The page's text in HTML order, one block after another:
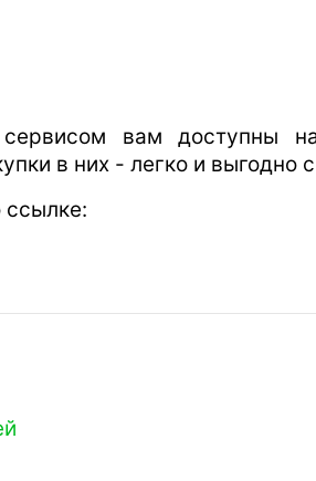
вам доступны
в них - легко и выгодно с
ссылке: